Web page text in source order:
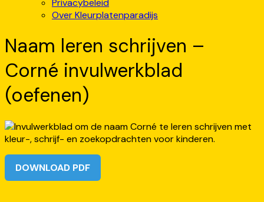
Privacybeleid
Over Kleurplatenparadijs
Naam leren schrijven –
Corné invulwerkblad
(oefenen)
DOWNLOAD PDF